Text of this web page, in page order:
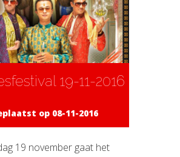
19-11-2016
op 08-11-2016
19 november gaat het